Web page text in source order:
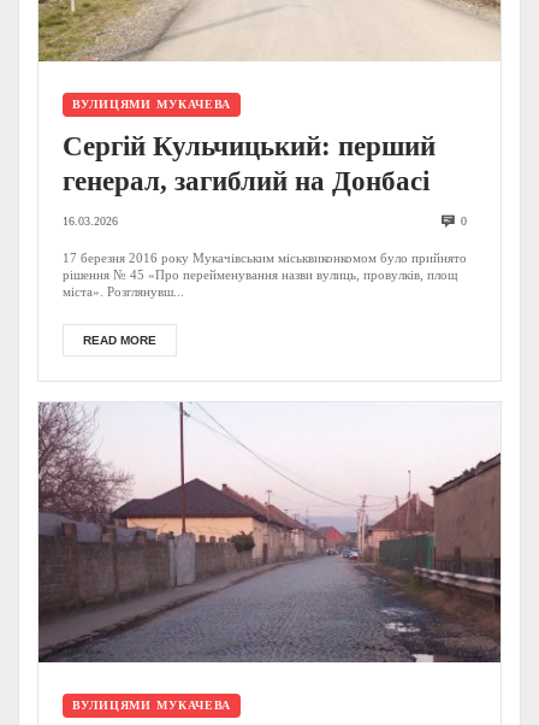
ВУЛИЦЯМИ МУКАЧЕВА
Сергій Кульчицький: перший
генерал, загиблий на Донбасі
16.03.2026 0
17 березня 2016 року Мукачівським міськвиконкомом було прийнято
рішення № 45 «Про перейменування назви вулиць, провулків, площ
міста». Розглянувш...
READ MORE
ВУЛИЦЯМИ МУКАЧЕВА